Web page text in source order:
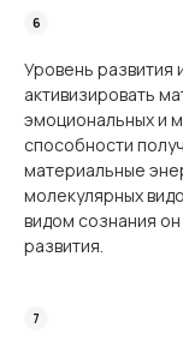
Уровень развития
активизировать
эмоциональных и
способности
материальные
молекулярных
видом сознания
развития.